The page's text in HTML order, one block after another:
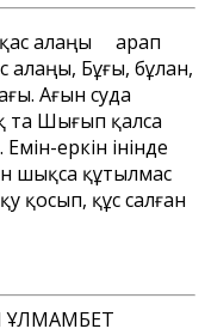
алаңы Қарап
алаңы, Бұғы, бұлан,
Ағын суда
та Шығып қалса
еркін інінде
шықса құтылмас
қосып, құс салған
ҚҰЛМАМБЕТ